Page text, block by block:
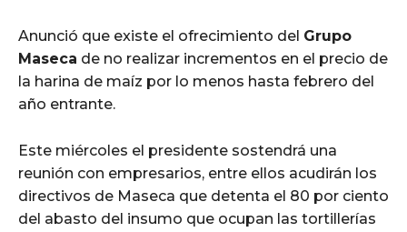
Anunció que existe el ofrecimiento del Grupo
Maseca de no realizar incrementos en el precio de
la harina de maíz por lo menos hasta febrero del
año entrante.
Este miércoles el presidente sostendrá una
reunión con empresarios, entre ellos acudirán los
directivos de Maseca que detenta el 80 por ciento
del abasto del insumo que ocupan las tortillerías